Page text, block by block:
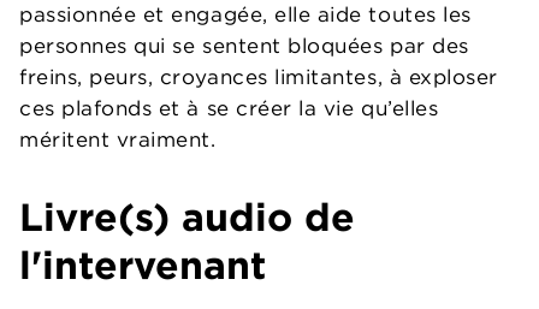
passionnée et engagée, elle aide toutes les
personnes qui se sentent bloquées par des
freins, peurs, croyances limitantes, à exploser
ces plafonds et à se créer la vie qu’elles
méritent vraiment.
Livre(s) audio de
l'intervenant